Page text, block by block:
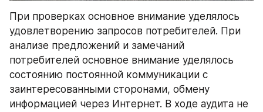
При проверках основное внимание уделялось
удовлетворению запросов потребителей. При
анализе предложений и замечаний
потребителей основное внимание уделялось
состоянию постоянной коммуникации с
заинтересованными сторонами, обмену
информацией через Интернет. В ходе аудита не